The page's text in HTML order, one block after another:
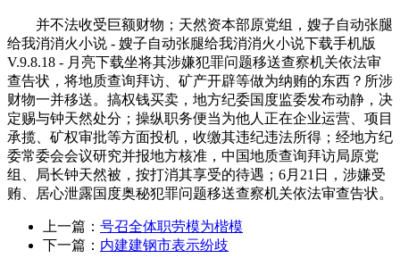
并不法收受巨额财物；天然资本部原党组，嫂子自动张腿
给我消消火小说 - 嫂子自动张腿给我消消火小说下载手机版
V.9.8.18 - 月亮下载坐将其涉嫌犯罪问题移送查察机关依法审
查告状，将地质查询拜访、矿产开辟等做为纳贿的东西？所涉
财物一并移送。搞权钱买卖，地方纪委国度监委发布动静，决
定赐与钟天然处分；操纵职务便当为他人正在企业运营、项目
承揽、矿权审批等方面投机，收缴其违纪违法所得；经地方纪
委常委会会议研究并报地方核准，中国地质查询拜访局原党
组、局长钟天然被，按打消其享受的待遇；6月21日，涉嫌受
贿、居心泄露国度奥秘犯罪问题移送查察机关依法审查告状。
上一篇： 号召全体职劳模为楷模
下一篇： 内建建钢市表示纷歧